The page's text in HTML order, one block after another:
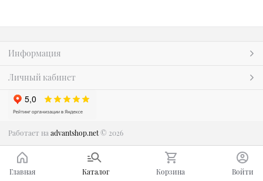
Информация
Личный кабинет
Работает на advantshop.net© 2026
Главная Каталог Корзина Войти